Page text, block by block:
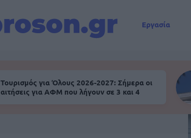
Εργασία
Τουρισμός για Όλους 2026-2027: Σήμερα οι
αιτήσεις για ΑΦΜ που λήγουν σε 3 και 4